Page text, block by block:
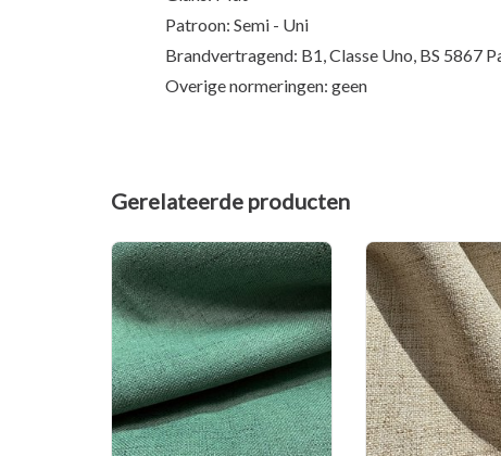
Patroon: Semi - Uni
Brandvertragend: B1, Classe Uno, BS 5867
Overige normeringen: geen
Gerelateerde producten
Mooie grof geweven en soepele
black out (100% lichtdicht) en
brandvertragend!
TOEVOEGEN AAN WINKELWAGEN
Mooie grof
black out (100%
TOEVOEGEN AAN